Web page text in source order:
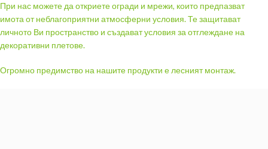
При нас можете да откриете огради и мрежи, които предпазват
имота от неблагоприятни атмосферни условия. Те защитават
личното Ви пространство и създават условия за отглеждане на
декоративни плетове.
Огромно предимство на нашите продукти е лесният монтаж.